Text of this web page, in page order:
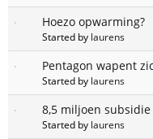
Hoezo opwarming?
Started by laurens
Pentagon wapent
Started by laurens
8,5 miljoen
Started by laurens